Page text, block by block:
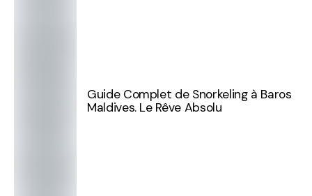
Guide Complet de Snorkeling à Baros
Maldives. Le Rêve Absolu